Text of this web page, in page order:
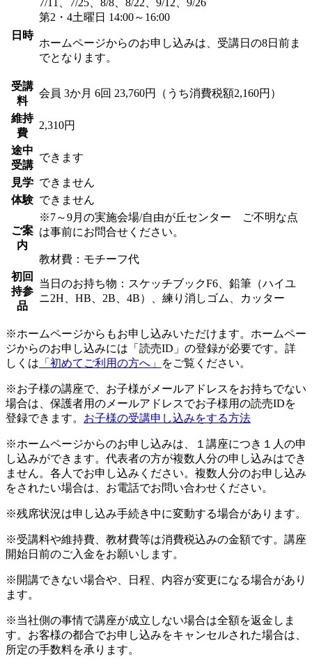
日時
第2・4土曜日 14:00～16:00
ホームページからのお申し込みは、受講日の8日前ま
でとなります。
受講
料
会員 3か月 6回 23,760円（うち消費税額2,160円）
維持
費
2,310円
途中
受講
できます
見学 できません
体験 できません
ご案
内
※7～9月の実施会場/自由が丘センター ご不明な点
は事前にお問合せください。
教材費：モチーフ代
初回
持参
品
当日のお持ち物：スケッチブックF6、鉛筆（ハイユ
ニ2H、HB、2B、4B）、練り消しゴム、カッター
※ホームページからもお申し込みいただけます。ホームペー
ジからのお申し込みには「読売ID」の登録が必要です。詳
しくは 「初めてご利用の方へ」 をご覧ください。
※お子様の講座で、お子様がメールアドレスをお持ちでない
場合は、保護者用のメールアドレスでお子様用の読売IDを
登録できます。 お子様の受講申し込みをする方法
※ホームページからのお申し込みは、１講座につき１人の申
し込みができます。代表者の方が複数人分の申し込みはでき
ません。各人でお申し込みください。複数人分のお申し込み
をされたい場合は、お電話でお問い合わせください。
※残席状況は申し込み手続き中に変動する場合があります。
※受講料や維持費、教材費等は消費税込みの金額です。講座
開始日前のご入金をお願いします。
※開講できない場合や、日程、内容が変更になる場合があり
ます。
※当社側の事情で講座が成立しない場合は全額を返金しま
す。お客様の都合でお申し込みをキャンセルされた場合は、
所定の手数料を承ります。